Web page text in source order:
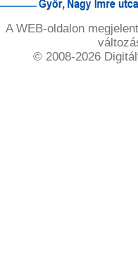
A WEB-oldalon
© 2008-2026